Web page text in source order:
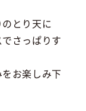
とり天に
さっぱりす
お楽しみ下